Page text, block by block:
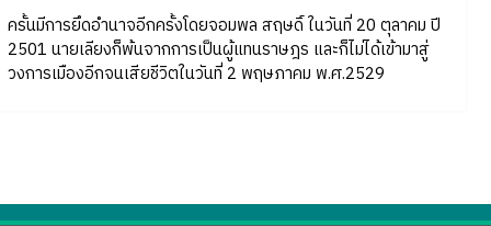
ครั้นมีการยึดอำนาจอีกครั้งโดยจอมพล สฤษดิ์ ในวันที่ 20 ตุลาคม ปี
2501 นายเลียงก็พ้นจากการเป็นผู้แทนราษฎร และก็ไม่ได้เข้ามาสู่
วงการเมืองอีกจนเสียชีวิตในวันที่ 2 พฤษภาคม พ.ศ.2529